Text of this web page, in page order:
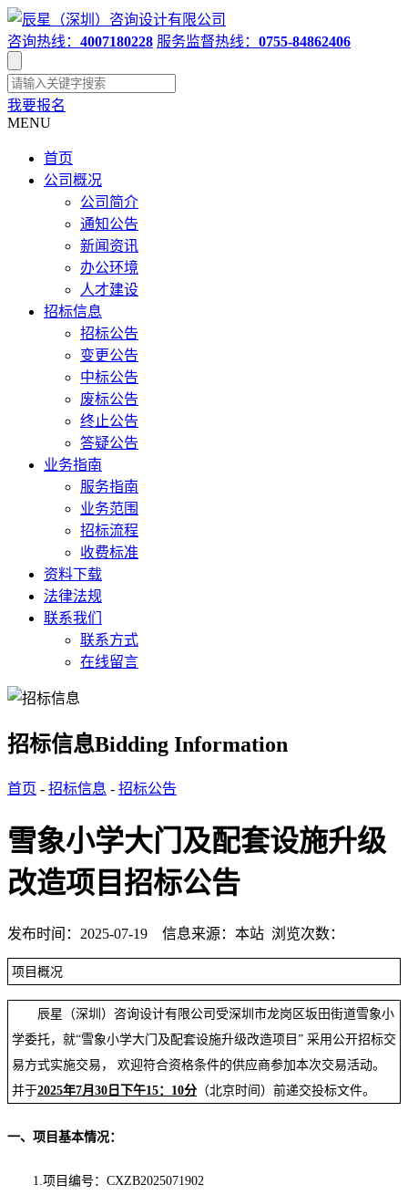
咨询热线： 4007180228 服务监督热线： 0755-84862406
我要报名
MENU
首页
公司概况
公司简介
通知公告
新闻资讯
办公环境
人才建设
招标信息
招标公告
变更公告
中标公告
废标公告
终止公告
答疑公告
业务指南
服务指南
业务范围
招标流程
收费标准
资料下载
法律法规
联系我们
联系方式
在线留言
招标信息Bidding Information
首页 - 招标信息 - 招标公告
雪象小学大门及配套设施升级
改造项目招标公告
发布时间：2025-07-19 信息来源：本站 浏览次数：
项目概况
辰星（深圳）咨询设计有限公司受深圳市龙岗区坂田街道雪象小
学委托，就“雪象小学大门及配套设施升级改造项目 ” 采用公开招标交
易方式实施交易， 欢迎符合资格条件的供应商参加本次交易活动。
并于2025年7月 30 日下午15： 10分 （北京时间）前递交投标文件。
一、项目基本情况：
1.项目编号： CXZB2025071902